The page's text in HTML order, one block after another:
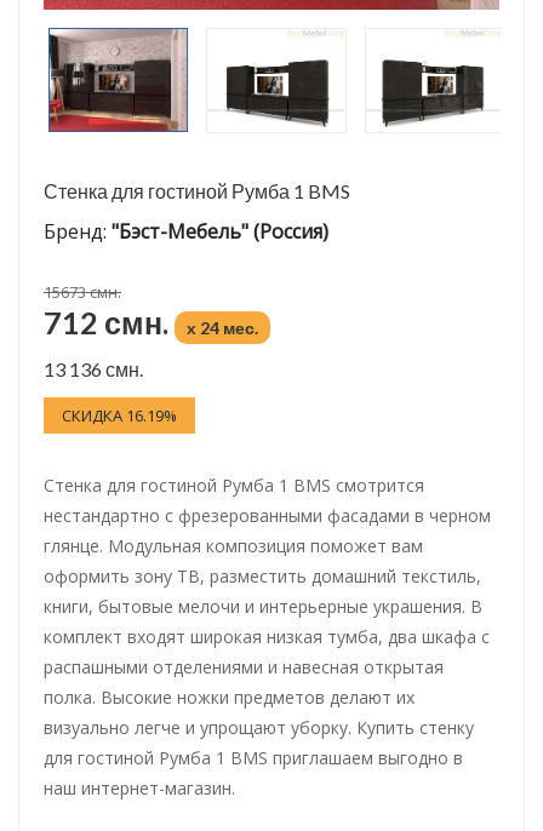
Стенка для гостиной Румба 1 BMS
Бренд: "Бэст-Мебель" (Россия)
15673 смн.
712 смн. x 24 мес.
13 136 смн.
СКИДКА 16.19%
Стенка для гостиной Румба 1 BMS смотрится
нестандартно с фрезерованными фасадами в черном
глянце. Модульная композиция поможет вам
оформить зону ТВ, разместить домашний текстиль,
книги, бытовые мелочи и интерьерные украшения. В
комплект входят широкая низкая тумба, два шкафа с
распашными отделениями и навесная открытая
полка. Высокие ножки предметов делают их
визуально легче и упрощают уборку. Купить стенку
для гостиной Румба 1 BMS приглашаем выгодно в
наш интернет-магазин.